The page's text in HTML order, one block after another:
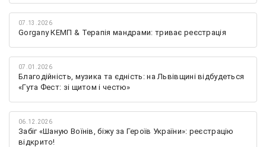
07.13.2026
Gorgany КЕМП & Терапія мандрами: триває реєстрація
07.01.2026
Благодійність, музика та єдність: на Львівщині відбудеться
«Гута Фест: зі щитом і честю»
06.12.2026
Забіг «Шаную Воїнів, біжу за Героїв України»: реєстрацію
відкрито!